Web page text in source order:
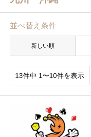
並べ替え条件
新しい順
13件中 1〜10件を表示